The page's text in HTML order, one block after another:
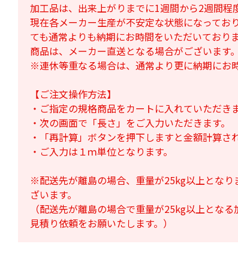
ビニールハウス補修
用テープ
PO穴あきトンネル
幅210cm
￥16,800
テキナシテ
￥3,790
加工品は、出来上がりまでに1週間から2週間程
現在各メーカー生産が不安定な状態になってお
ても通常よりも納期にお時間をいただいておりま
商品は、メーカー直送となる場合がございます。
※連休等重なる場合は、通常より更に納期にお
【ご注文操作方法】
・ご指定の規格商品をカートに入れていただきま
・次の画面で「長さ」をご入力いただきます。
・「再計算」ボタンを押下しますと金額計算さ
・ご入力は１ｍ単位となります。
※配送先が離島の場合、重量が25kg以上となり
ざいます。
（配送先が離島の場合で重量が25kg以上とな
見積り依頼をお願いたします。）